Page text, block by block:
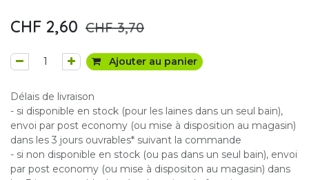
CHF 2,60 CHF3,70
Ajouter au panier
Délais de livraison
- si disponible en stock (pour les laines dans un seul bain),
envoi par post economy (ou mise à disposition au magasin)
dans les 3 jours ouvrables* suivant la commande
- si non disponible en stock (ou pas dans un seul bain), envoi
par post economy (ou mise à dispositon au magasin) dans